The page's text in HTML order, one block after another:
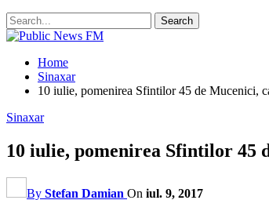
Home
Sinaxar
10 iulie, pomenirea Sfintilor 45 de Mucenici,
Sinaxar
10 iulie, pomenirea Sfintilor 45
By Stefan Damian On iul. 9, 2017